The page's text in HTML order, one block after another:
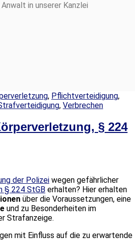
in unserer Kanzlei
, Pflichtverteidigung,
, Verbrechen
§ 224
der Polizei wegen gefährlicher
§ 224 StGB erhalten? Hier erhalten
über die Voraussetzungen, eine
und zu Besonderheiten im
Strafanzeige.
mit Einfluss auf die zu erwartende